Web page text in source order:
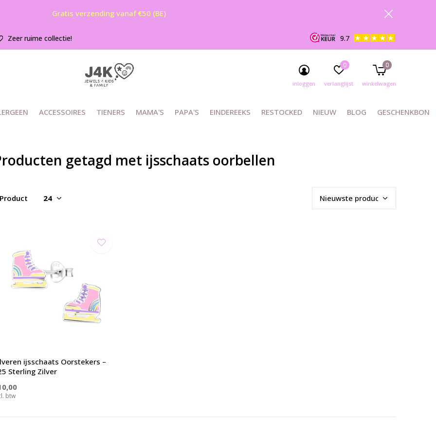
ACCESSOIRES TIENERS MAMA'S PAPA'S EINDEREEKS RESTOCKED NIEUW BLOG GESCHENKBON
inloggen verlanglijst
0
winkelwagen
0
Zeer ruime collectie! 9.7
Gratis verzending vanaf €50 (BE)
getagd met ijsschaats oorbellen
ijsschaats Oorstekers –
Sterling Zilver
btw